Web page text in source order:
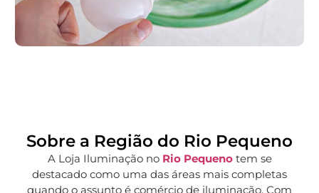
Sobre a Região do Rio Pequeno
A Loja Iluminação no Rio Pequenotem se
destacado como uma das áreas mais completas
quando o assunto é comércio de iluminação. Com